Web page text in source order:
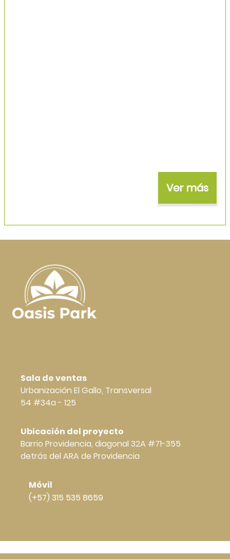
Sala de ventas
Urbanización El Gallo, Transversal
54 #34a - 125
Ubicación del proyecto
Barrio Providencia, diagonal 32A #71-355
detrás del ARA de Providencia
Móvil
(+57) 315 535 8659